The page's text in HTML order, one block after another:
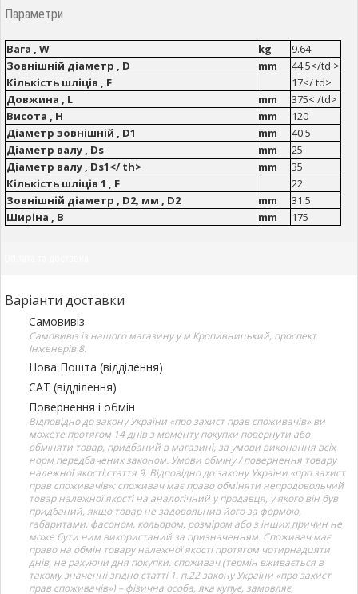
Параметри
Вага , W kg
9.64
Зовнішній діаметр , D
mm
44.5</td >
Кількість шліців , F
17</ td>
Довжина , L
mm
375< /td>
Висота , H
mm
120
Діаметр зовнішній , D1
mm
40.5
Діаметр валу , Ds
mm
25
Діаметр валу , Ds1</ th>
mm
35
Кількість шліців 1 , F
22
Зовнішній діаметр , D2, мм , D2
mm
31.5
Ширіна , B
mm 175
Варіанти доставки
Самовивіз
Самовивіз із нашого магазину у м Кропивницький, проспект
Інженерів 8.
Нова Пошта (відділення)
САТ (відділення)
Повернення і обмін
Відповідно до закону України «про захист прав споживачів» ви
можете протягом 14 днів з моменту покупки повернути або
обміняти товар, придбаний в магазині, за умови виконання всіх
норм передбачених законом. Умови обміну / повернення товару
належної якості стаття 9. Відповідно до закону України «про захист
прав споживачів»: споживач має право обміняти непродовольчий
товар належної якості на аналогічний у продавця, у якого він був
придбаний, якщо товар не задовольнив його за формою,
габаритами, фасоном, кольором, розміром або з інших причин не
може бути ним використаний за призначенням. Споживач має
право на обмін товару належної якості протягом чотирнадцяти
днів, не рахуючи дня покупки. споживач (термін вживається в
такому значенні згідно статті 1. п.22 закону України «про захист
прав споживачів») – фізична особа, яка купує, замовляє,